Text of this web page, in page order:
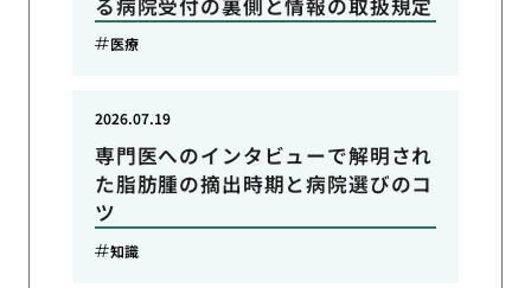
医療
専門医へのインタビューで解明され
た脂肪腫の摘出時期と病院選びのコ
ツ
2026.07.19
知識